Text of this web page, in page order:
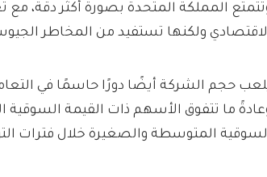
المملكة المتحدة بصورة أكثر دقة،
ولكنها تستفيد من المخاطر
حجم الشركة أيضًا دورًا حاسمًا في
ما تتفوق الأسهم ذات القيمة السوقية
المتوسطة والصغيرة خلال فترات